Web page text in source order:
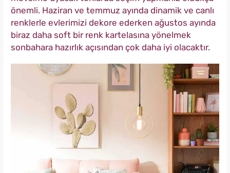
önemli. Haziran ve temmuz ayında dinamik ve canlı
renklerle evlerimizi dekore ederken ağustos ayında
biraz daha soft bir renk kartelasına yönelmek
sonbahara hazırlık açısından çok daha iyi olacaktır.